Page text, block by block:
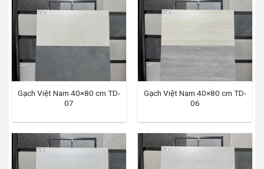
Gạch Việt Nam 40×80 cm TD-
07
Gạch Việt Nam 40×80 cm TD-
06